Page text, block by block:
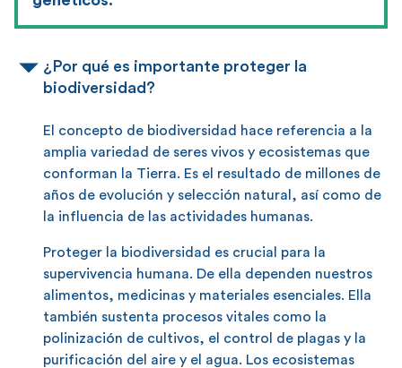
¿Por qué es importante proteger la
biodiversidad?
El concepto de biodiversidad hace referencia a la
amplia variedad de seres vivos y ecosistemas que
conforman la Tierra. Es el resultado de millones de
años de evolución y selección natural, así como de
la influencia de las actividades humanas.
Proteger la biodiversidad es crucial para la
supervivencia humana. De ella dependen nuestros
alimentos, medicinas y materiales esenciales. Ella
también sustenta procesos vitales como la
polinización de cultivos, el control de plagas y la
purificación del aire y el agua. Los ecosistemas